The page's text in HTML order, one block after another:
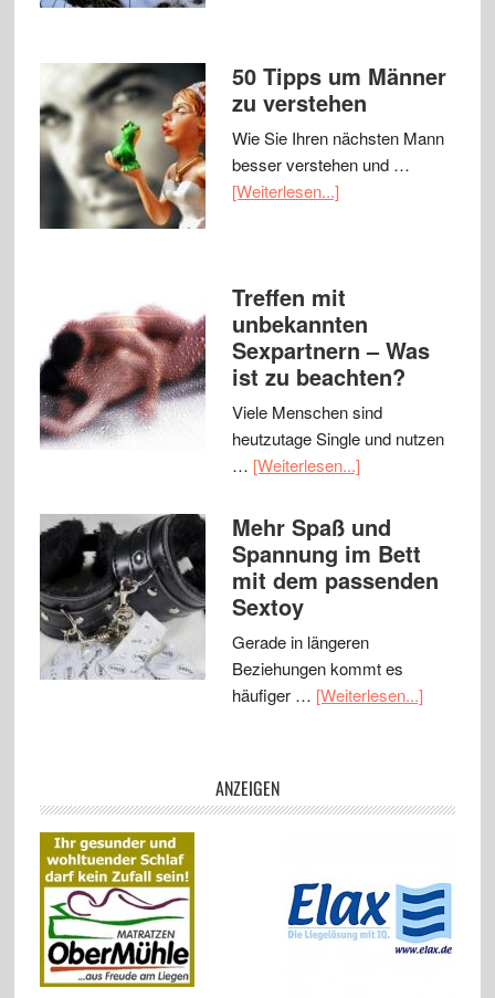
50 Tipps um Männer
zu verstehen
Wie Sie Ihren nächsten Mann
besser verstehen und …
[Weiterlesen...]
Treffen mit
unbekannten
Sexpartnern – Was
ist zu beachten?
Viele Menschen sind
heutzutage Single und nutzen
… [Weiterlesen...]
Mehr Spaß und
Spannung im Bett
mit dem passenden
Sextoy
Gerade in längeren
Beziehungen kommt es
häufiger … [Weiterlesen...]
ANZEIGEN